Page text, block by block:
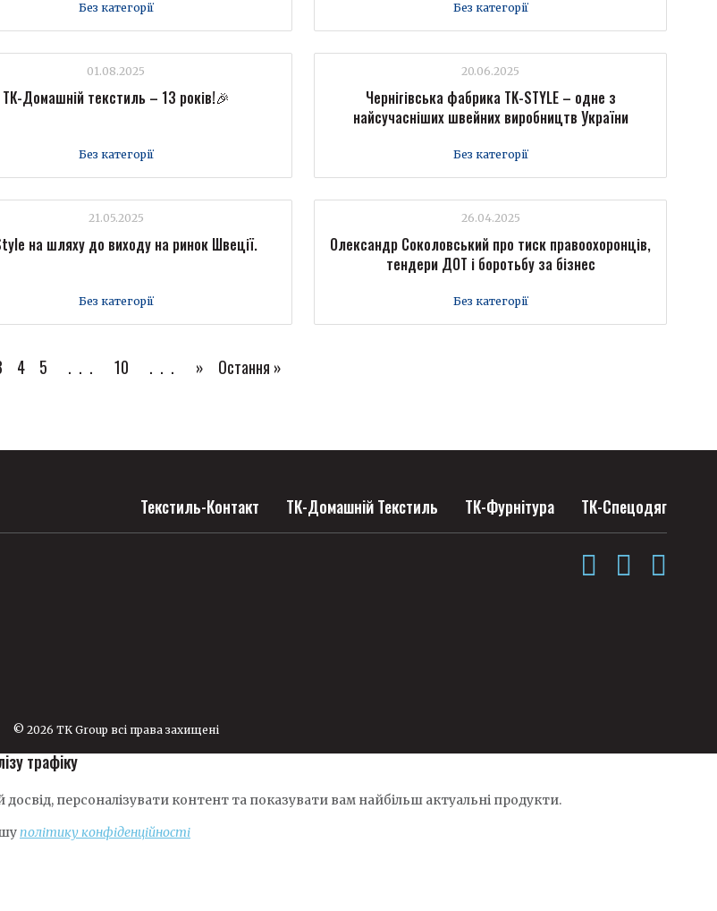
Без категорії Без категорії
01.08.2025
ТК-Домашній текстиль – 13 років!🎉
Без категорії
20.06.2025
Чернігівська фабрика TK-STYLE – одне з
найсучасніших швейних виробництв України
Без категорії
21.05.2025
на шляху до виходу на ринок Швеції.
Без категорії
26.04.2025
Олександр Соколовський про тиск правоохоронців,
тендери ДОТ і боротьбу за бізнес
Без категорії
4 5 ... 10 ... » Остання »
Текстиль-Контакт ТК-Домашній Текстиль ТК-Фурнітура ТК-Спецодяг
© 2026 TK Group всі права захищені
трафіку
персоналізувати контент та показувати вам найбільш актуальні продукти.
політику конфіденційності